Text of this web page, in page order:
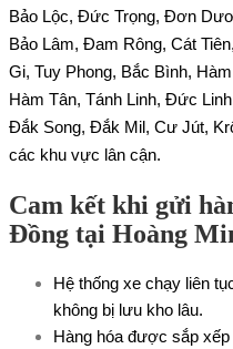
Bảo Lộc, Đức Trọng, Đơn
Bảo Lâm, Đam Rông, Cát
Gi, Tuy Phong, Bắc Bình,
Hàm Tân, Tánh Linh, Đức
Đắk Song, Đắk Mil, Cư Jút,
các khu vực lân cận.
Cam kết khi gửi
Đồng tại Hoàng
Hệ thống xe chạy liên
không bị lưu kho lâu.
Hàng hóa được sắp